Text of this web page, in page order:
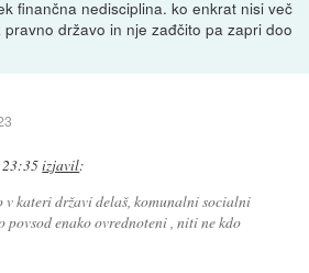
finančna nedisciplina. ko enkrat nisi več
državo in nje zađčito pa zapri doo
23:35izjavil:
v kateri državi delaš, komunalni socialni
enako ovrednoteni , niti ne kdo